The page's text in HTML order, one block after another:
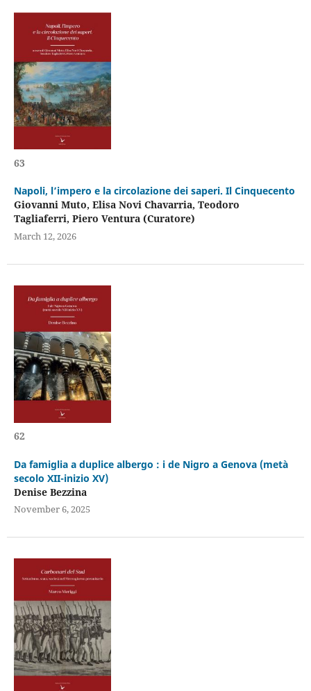
63
Napoli, l’impero e la circolazione dei saperi. Il Cinquecento
Giovanni Muto, Elisa Novi Chavarria, Teodoro
Tagliaferri, Piero Ventura (Curatore)
March 12, 2026
62
Da famiglia a duplice albergo : i de Nigro a Genova (metà
secolo XII-inizio XV)
Denise Bezzina
November 6, 2025